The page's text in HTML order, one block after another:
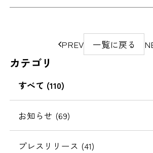
ジ
動
PREV 一覧に戻る
カテゴリ
すべて (110)
お知らせ (69)
プレスリリース (41)